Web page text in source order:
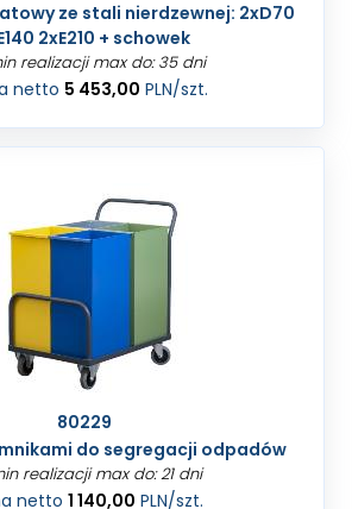
ze stali nierdzewnej: 2xD70
2xE210 + schowek
realizacji max do: 35 dni
netto 5 453,00 PLN/szt.
80229
do segregacji odpadów
realizacji max do: 21 dni
netto1 140,00 PLN/szt.